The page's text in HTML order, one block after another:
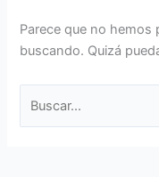
Parece que no
buscando. Quizá